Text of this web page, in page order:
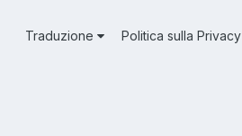
Traduzione Politica sulla Privacy